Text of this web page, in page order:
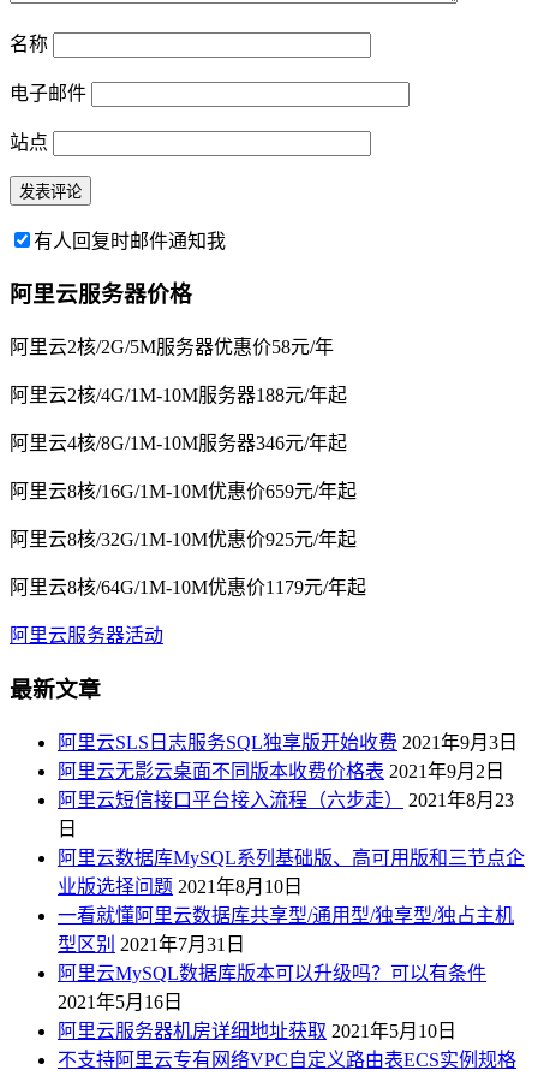
名称
电子邮件
站点
有人回复时邮件通知我
阿里云服务器价格
阿里云2核/2G/5M服务器优惠价58元/年
阿里云2核/4G/1M-10M服务器188元/年起
阿里云4核/8G/1M-10M服务器346元/年起
阿里云8核/16G/1M-10M优惠价659元/年起
阿里云8核/32G/1M-10M优惠价925元/年起
阿里云8核/64G/1M-10M优惠价1179元/年起
阿里云服务器活动
最新文章
阿里云SLS日志服务SQL独享版开始收费 2021年9月3日
阿里云无影云桌面不同版本收费价格表 2021年9月2日
阿里云短信接口平台接入流程（六步走）
2021年8月23
日
阿里云数据库MySQL系列基础版、高可用版和三节点企
业版选择问题 2021年8月10日
一看就懂阿里云数据库共享型/通用型/独享型/独占主机
型区别 2021年7月31日
阿里云MySQL数据库版本可以升级吗？可以有条件
2021年5月16日
阿里云服务器机房详细地址获取 2021年5月10日
不支持阿里云专有网络VPC自定义路由表ECS实例规格